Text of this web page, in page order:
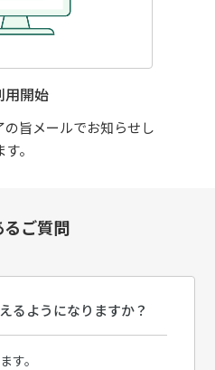
用開始
旨メールでお知らせし
す。
るご質問
るようになりますか？
す。